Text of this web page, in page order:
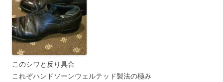
このシワと反り具合
これぞハンドソーンウェルテッド製法の極み